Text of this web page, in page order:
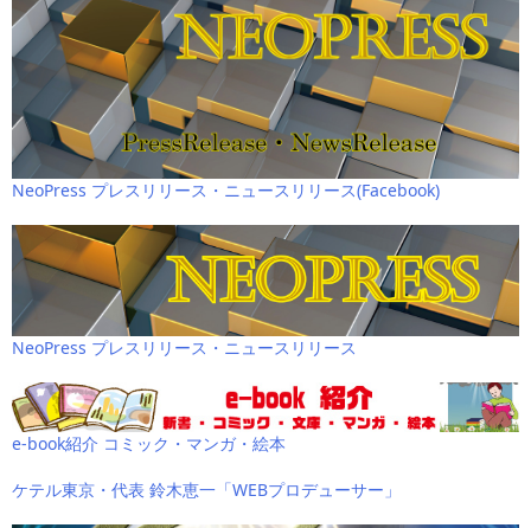
NeoPress プレスリリース・ニュースリリース(Facebook)
NeoPress プレスリリース・ニュースリリース
e-book紹介 コミック・マンガ・絵本
ケテル東京・代表 鈴木恵一「WEBプロデューサー」